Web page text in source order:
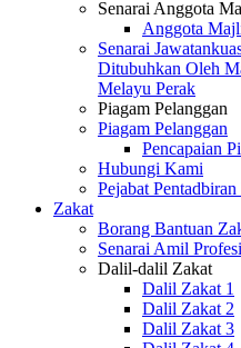
Senarai Anggota
Anggota
Senarai
Ditubuhkan Oleh
Melayu Perak
Piagam Pelanggan
Piagam Pelanggan
Pencapaian
Hubungi Kami
Pejabat
Zakat
Borang Bantuan
Senarai Amil
Dalil-dalil Zakat
Dalil Zakat 1
Dalil Zakat 2
Dalil Zakat 3